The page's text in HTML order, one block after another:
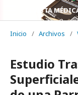
REVISTA
Inicio / Archivos /
Estudio